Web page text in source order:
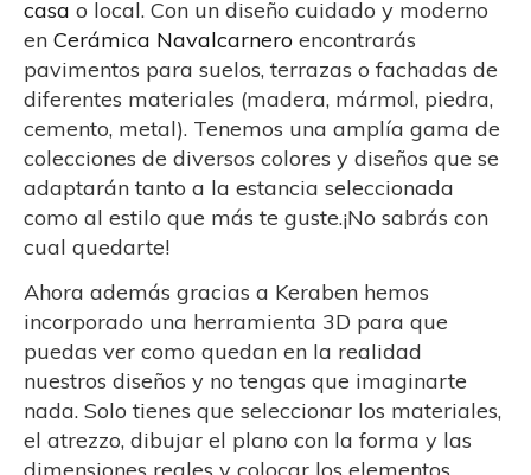
casa o local. Con un diseño cuidado y moderno
en Cerámica Navalcarnero encontrarás
pavimentos para suelos, terrazas o fachadas de
diferentes materiales (madera, mármol, piedra,
cemento, metal). Tenemos una amplía gama de
colecciones de diversos colores y diseños que se
adaptarán tanto a la estancia seleccionada
como al estilo que más te guste.¡No sabrás con
cual quedarte!
Ahora además gracias a Keraben hemos
incorporado una herramienta 3D para que
puedas ver como quedan en la realidad
nuestros diseños y no tengas que imaginarte
nada. Solo tienes que seleccionar los materiales,
el atrezzo, dibujar el plano con la forma y las
dimensiones reales y colocar los elementos